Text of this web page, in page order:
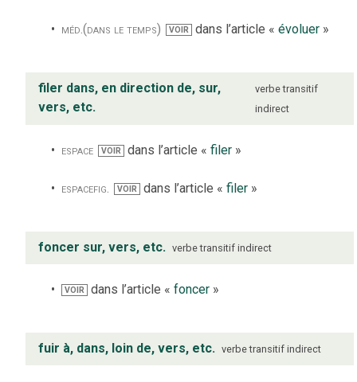
méd.(dans le temps) VOIR dans l’article « évoluer»
filer dans, en direction de, sur,
vers, etc.
verbe transitif
indirect
espace VOIR dans l’article « filer»
espacefig. VOIR dans l’article « filer»
foncer sur, vers, etc. verbe transitif indirect
VOIR dans l’article «foncer »
fuir à, dans, loin de, vers, etc. verbe transitif indirect